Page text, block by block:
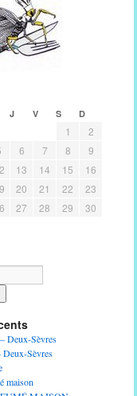
J V S D
1
2
6 7 8
9
13 14 15
16
20 21 22
23
27 28 29
30
Deux-Sèvres
Deux-Sèvres
maison